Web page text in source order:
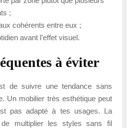
;
cohérents entre eux ;
avant l’effet visuel.
à éviter
de suivre une tendance sans
Un mobilier très esthétique peut
pas adapté à tes usages. La
de multiplier les styles sans fil